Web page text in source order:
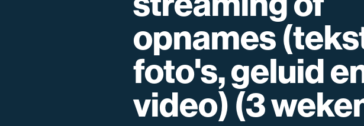
opnames
foto's, geluid
video) (3